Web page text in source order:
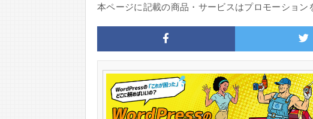
本ページに記載の商品・サービスはプロモーション